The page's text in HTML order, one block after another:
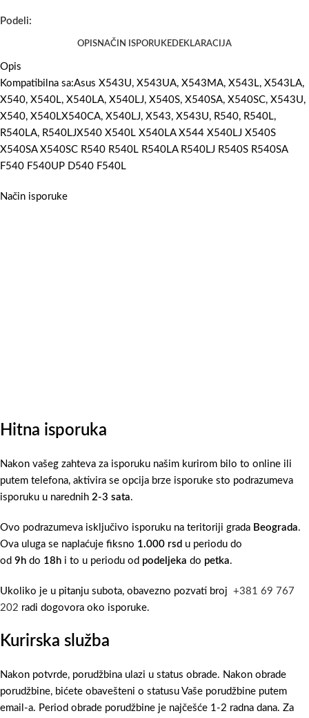
Podeli:
OPISNAČIN ISPORUKEDEKLARACIJA
Opis
Kompatibilna sa:Asus X543U, X543UA, X543MA, X543L, X543LA,
X540, X540L, X540LA, X540LJ, X540S, X540SA, X540SC, X543U,
X540, X540LX540CA, X540LJ, X543, X543U, R540, R540L,
R540LA, R540LJX540 X540L X540LA X544 X540LJ X540S
X540SA X540SC R540 R540L R540LA R540LJ R540S R540SA
F540 F540UP D540 F540L
Način isporuke
Hitna isporuka
Nakon vašeg zahteva za isporuku našim kurirom bilo to online ili
putem telefona, aktivira se opcija brze isporuke sto podrazumeva
isporuku u narednih 2-3 sata.
Ovo podrazumeva isključivo isporuku na teritoriji grada Beograda.
Ova uluga se naplaćuje fiksno 1.000 rsd u periodu do
od 9h do 18h i to u periodu od podeljeka do petka.
Ukoliko je u pitanju subota, obavezno pozvati broj +381 69 767
202 radi dogovora oko isporuke.
Kurirska služba
Nakon potvrde, porudžbina ulazi u status obrade. Nakon obrade
porudžbine, bićete obavešteni o statusu Vaše porudžbine putem
email-a. Period obrade porudžbine je najčešće 1-2 radna dana. Za